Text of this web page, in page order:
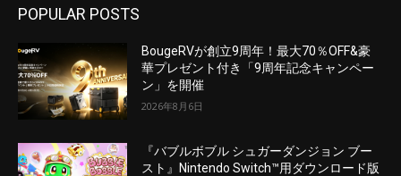
POPULAR POSTS
BougeRVが創立9周年！最大70％OFF&豪
華プレゼント付き「9周年記念キャンペー
ン」を開催
2026年8月6日
『バブルボブル シュガーダンジョン ブー
スト』Nintendo Switch™用ダウンロード版